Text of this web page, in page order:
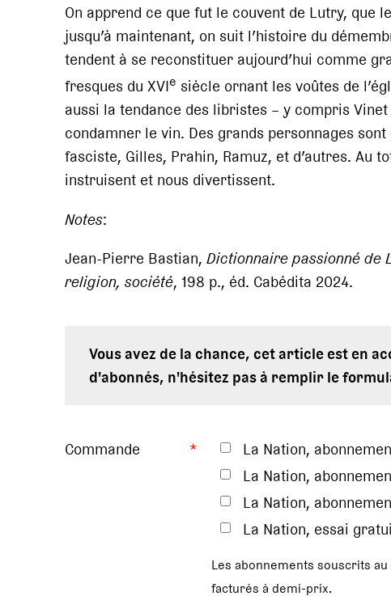
On apprend ce que fut le couvent de Lutry, que
jusqu’à maintenant, on suit l’histoire du
tendent à se reconstituer aujourd’hui comme
fresques du XVIe siècle ornant les voûtes de
aussi la tendance des libristes – y compris
condamner le vin. Des grands personnages
fasciste, Gilles, Prahin, Ramuz, et d’autres. Au
instruisent et nous divertissent.
Notes:
Jean-Pierre Bastian, Dictionnaire passionné de
religion, société, 198 p., éd. Cabédita 2024.
Vous avez de la chance, cet article est en
d'abonnés, n'hésitez pas à remplir le
Commande *
La Nation,
La Nation,
La Nation,
La Nation, essai
Les abonnements souscrits au
facturés à demi-prix.